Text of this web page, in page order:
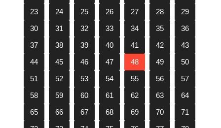
23
24 25 26 27 28
29
30
31 32 33 34 35
36
37
38 39 40 41 42
43
44
45 46 47 48 49
50
51
52 53 54 55 56
57
58
59 60 61 62 63
64
65
66 67 68 69 70
71